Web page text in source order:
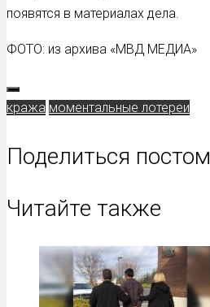
появятся в материалах дела.
ФОТО: из архива «МВД МЕДИА»
кража моментальные лотереи
Поделиться постом
Читайте также